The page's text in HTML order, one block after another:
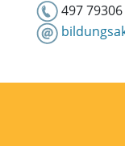
497 79306